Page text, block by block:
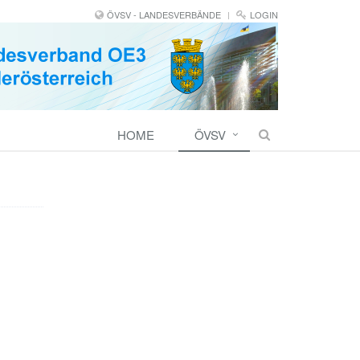
ÖVSV - LANDESVERBÄNDE LOGIN
HOME ÖVSV